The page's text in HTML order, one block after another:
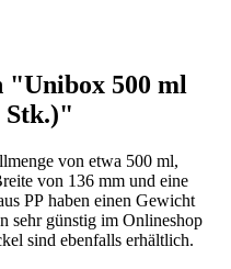
500 ml
Stk.)"
von etwa 500 ml,
von 136 mm und eine
PP haben einen Gewicht
sehr günstig im Onlineshop
sind ebenfalls erhältlich.